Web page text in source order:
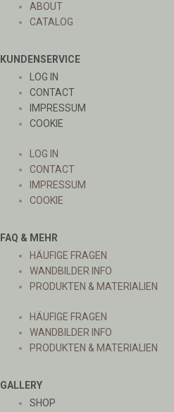
ABOUT
CATALOG
KUNDENSERVICE
LOG IN
CONTACT
IMPRESSUM
COOKIE
LOG IN
CONTACT
IMPRESSUM
COOKIE
FAQ & MEHR
HÄUFIGE FRAGEN
WANDBILDER INFO
PRODUKTEN & MATERIALIEN
HÄUFIGE FRAGEN
WANDBILDER INFO
PRODUKTEN & MATERIALIEN
GALLERY
SHOP